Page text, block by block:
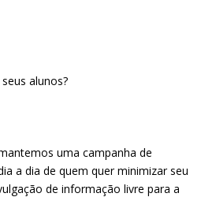
alunos?
uma campanha de
a dia de quem quer minimizar seu
de informação livre para a